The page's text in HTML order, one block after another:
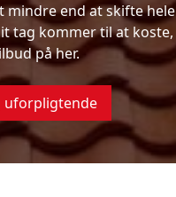
end at skifte hele
tag kommer til at koste,
på her.
uforpligtende